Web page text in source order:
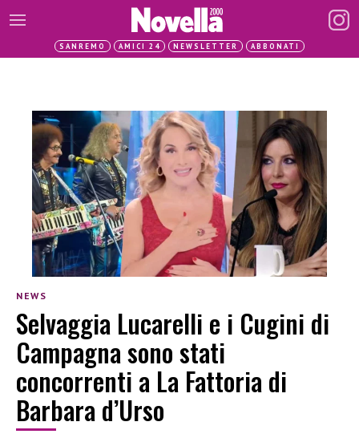
SANREMO AMICI 24 NEWSLETTER ABBONATI
NEWS
Selvaggia Lucarelli e i Cugini di
Campagna sono stati
concorrenti a La Fattoria di
Barbara d’Urso